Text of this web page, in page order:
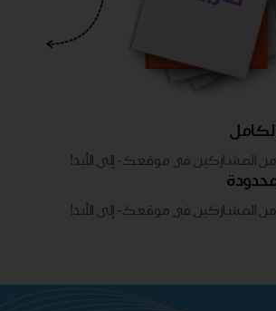
من المشاركين في موقعك - ​​إلى الأبد!
من المشاركين في موقعك - ​​إلى الأبد!